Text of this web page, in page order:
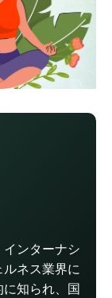
インターナシ
ルネス業界に
知られ、国